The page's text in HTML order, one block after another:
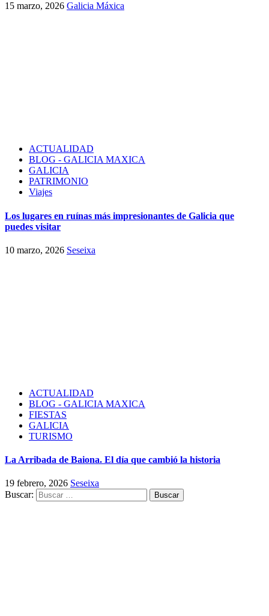
15 marzo, 2026 Galicia Máxica
ACTUALIDAD
BLOG - GALICIA MAXICA
GALICIA
PATRIMONIO
Viajes
Los lugares en ruínas más impresionantes de Galicia que
puedes visitar
10 marzo, 2026 Seseixa
ACTUALIDAD
BLOG - GALICIA MAXICA
FIESTAS
GALICIA
TURISMO
La Arribada de Baiona. El día que cambió la historia
19 febrero, 2026 Seseixa
Buscar: